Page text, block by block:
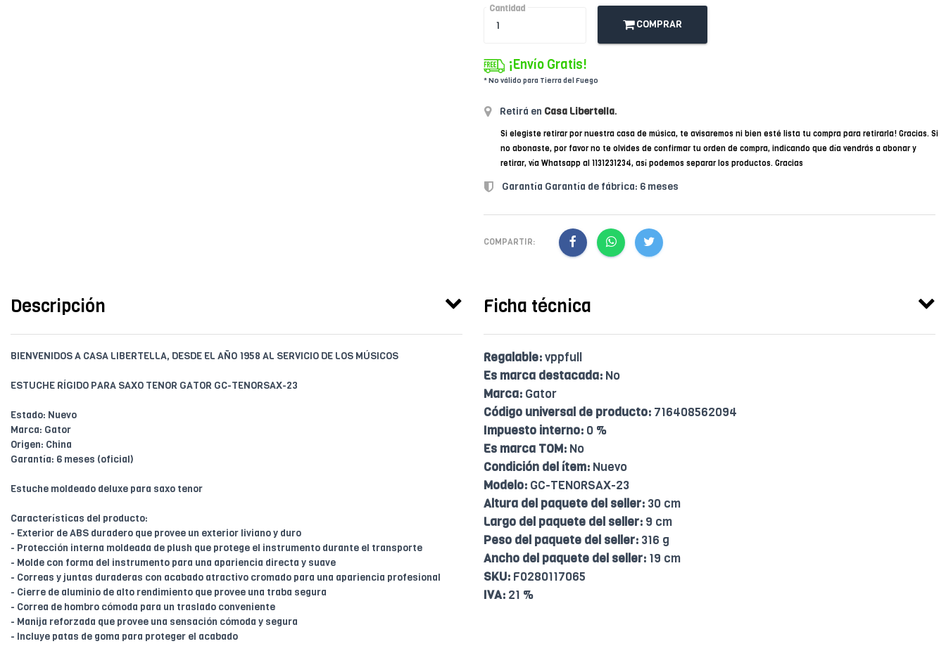
Cantidad
COMPRAR
¡Envío Gratis!
* No válido para Tierra del Fuego
Retirá en Casa Libertella.
Si elegiste retirar por nuestra casa de música, te avisaremos ni bien esté lista tu compra para retirarla! Gracias. Si
no abonaste, por favor no te olvides de confirmar tu orden de compra, indicando que día vendrás a abonar y
retirar, vía Whatsapp al 1131231234, así podemos separar los productos. Gracias
Garantía Garantía de fábrica: 6 meses
COMPARTIR:
Descripción
BIENVENIDOS A CASA LIBERTELLA, DESDE EL AÑO 1958 AL SERVICIO DE LOS MÚSICOS
ESTUCHE RÍGIDO PARA SAXO TENOR GATOR GC-TENORSAX-23
Estado: Nuevo
Marca: Gator
Origen: China
Garantía: 6 meses (oficial)
Estuche moldeado deluxe para saxo tenor
Características del producto:
- Exterior de ABS duradero que provee un exterior liviano y duro
- Protección interna moldeada de plush que protege el instrumento durante el transporte
- Molde con forma del instrumento para una apariencia directa y suave
- Correas y juntas duraderas con acabado atractivo cromado para una apariencia profesional
- Cierre de aluminio de alto rendimiento que provee una traba segura
- Correa de hombro cómoda para un traslado conveniente
- Manija reforzada que provee una sensación cómoda y segura
- Incluye patas de goma para proteger el acabado
Ficha técnica
Regalable:vppfull
Es marca destacada: No
Marca: Gator
Código universal de producto: 716408562094
Impuesto interno: 0 %
Es marca TOM: No
Condición del ítem: Nuevo
Modelo: GC-TENORSAX-23
Altura del paquete del seller: 30 cm
Largo del paquete del seller: 9 cm
Peso del paquete del seller: 316 g
Ancho del paquete del seller: 19 cm
SKU: F0280117065
IVA: 21 %